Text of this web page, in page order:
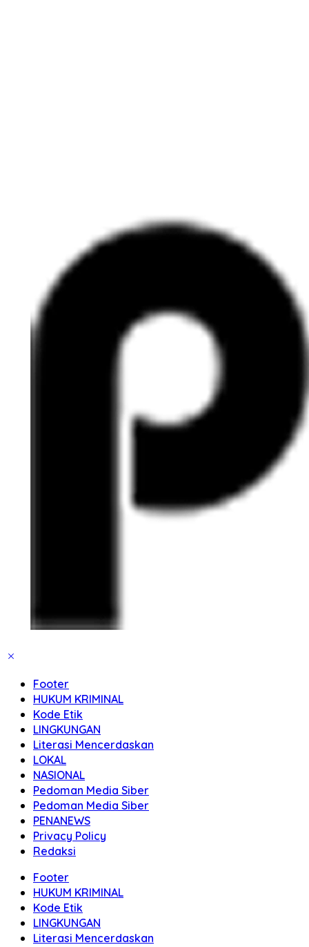
Footer
HUKUM KRIMINAL
Kode Etik
LINGKUNGAN
Literasi Mencerdaskan
LOKAL
NASIONAL
Pedoman Media Siber
Pedoman Media Siber
PENANEWS
Privacy Policy
Redaksi
Footer
HUKUM KRIMINAL
Kode Etik
LINGKUNGAN
Literasi Mencerdaskan